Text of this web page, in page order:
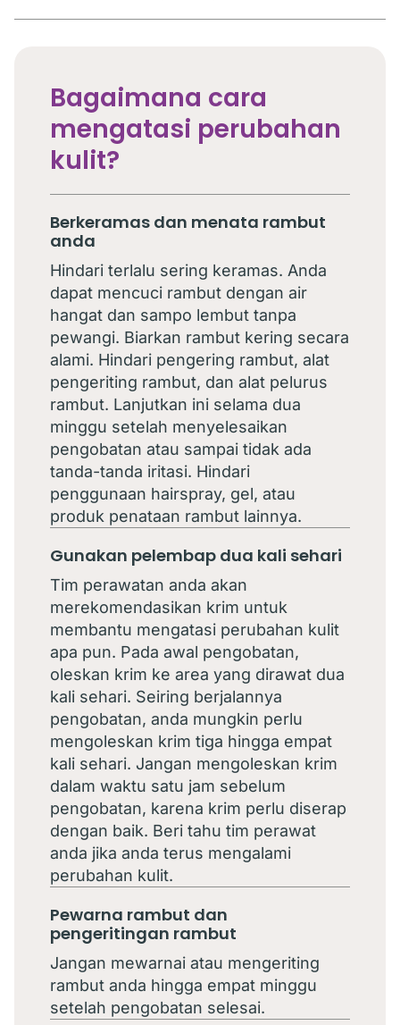
Bagaimana cara
mengatasi perubahan
kulit?
Berkeramas dan menata rambut
anda
Hindari terlalu sering keramas. Anda
dapat mencuci rambut dengan air
hangat dan sampo lembut tanpa
pewangi. Biarkan rambut kering secara
alami. Hindari pengering rambut, alat
pengeriting rambut, dan alat pelurus
rambut. Lanjutkan ini selama dua
minggu setelah menyelesaikan
pengobatan atau sampai tidak ada
tanda-tanda iritasi. Hindari
penggunaan hairspray, gel, atau
produk penataan rambut lainnya.
Gunakan pelembap dua kali sehari
Tim perawatan anda akan
merekomendasikan krim untuk
membantu mengatasi perubahan kulit
apa pun. Pada awal pengobatan,
oleskan krim ke area yang dirawat dua
kali sehari. Seiring berjalannya
pengobatan, anda mungkin perlu
mengoleskan krim tiga hingga empat
kali sehari. Jangan mengoleskan krim
dalam waktu satu jam sebelum
pengobatan, karena krim perlu diserap
dengan baik. Beri tahu tim perawat
anda jika anda terus mengalami
perubahan kulit.
Pewarna rambut dan
pengeritingan rambut
Jangan mewarnai atau mengeriting
rambut anda hingga empat minggu
setelah pengobatan selesai.